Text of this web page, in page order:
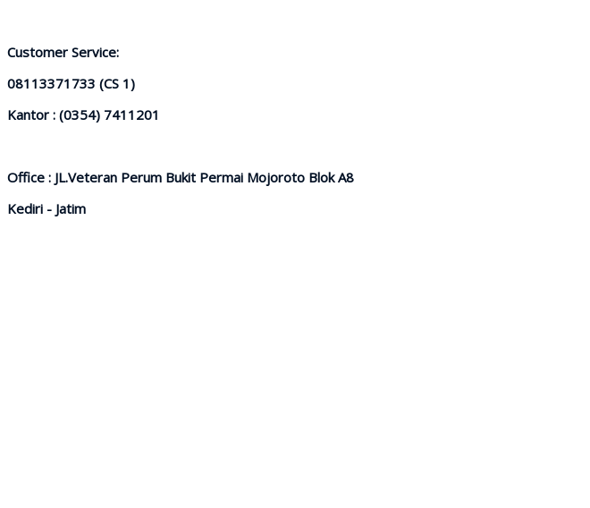
Customer Service:
08113371733 (CS 1)
Kantor : (0354) 7411201
Office : JL.Veteran Perum Bukit Permai Mojoroto Blok A8
Kediri - Jatim